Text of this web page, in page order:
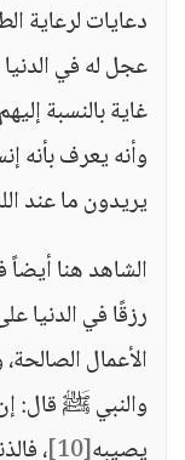
دعايات لرعاية
عجل له في الدنيا
غاية بالنسبة
وأنه يعرف بأنه
يريدون ما عند
الشاهد هنا
رزقًا في الدنيا
والنبي ﷺ قال:
يصيبه[10]